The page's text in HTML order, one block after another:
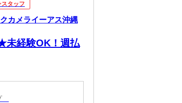
タッフ
カメライーアス沖縄
未経験OK！週払